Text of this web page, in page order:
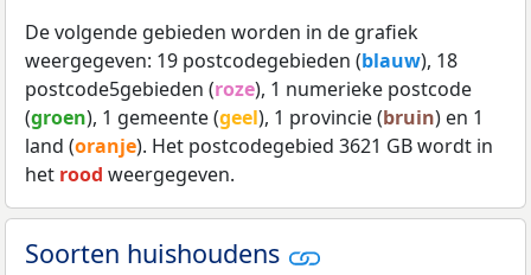
De volgende gebieden worden in de grafiek
weergegeven: 19 postcodegebieden (blauw), 18
postcode5gebieden (roze), 1 numerieke postcode
(groen), 1 gemeente (geel), 1 provincie (bruin) en 1
land (oranje). Het postcodegebied 3621 GB wordt in
het rood weergegeven.
Soorten huishoudens